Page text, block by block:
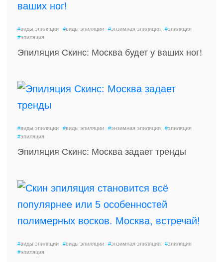
ПРОСТО ЗАПИШИСЬ НА ПРИЕМ
Я согласен с условиями
обработки персональных
#виды эпиляции #виды эпиляции #энзимная эпиляция #эпиляция
#эпиляция
Эпиляция Скинс: Москва будет у ваших ног!
#виды эпиляции #виды эпиляции #энзимная эпиляция #эпиляция
#эпиляция
Эпиляция Скинс: Москва задает тренды
#виды эпиляции #виды эпиляции #энзимная эпиляция #эпиляция
#эпиляция